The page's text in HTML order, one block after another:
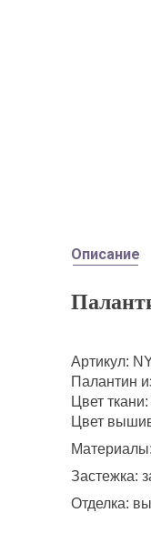
Описание
Артикул:
Палантин
Цвет
Цвет
Застежка:
Отделка: